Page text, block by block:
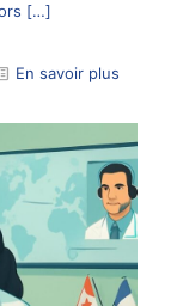
[…]
En savoir plus